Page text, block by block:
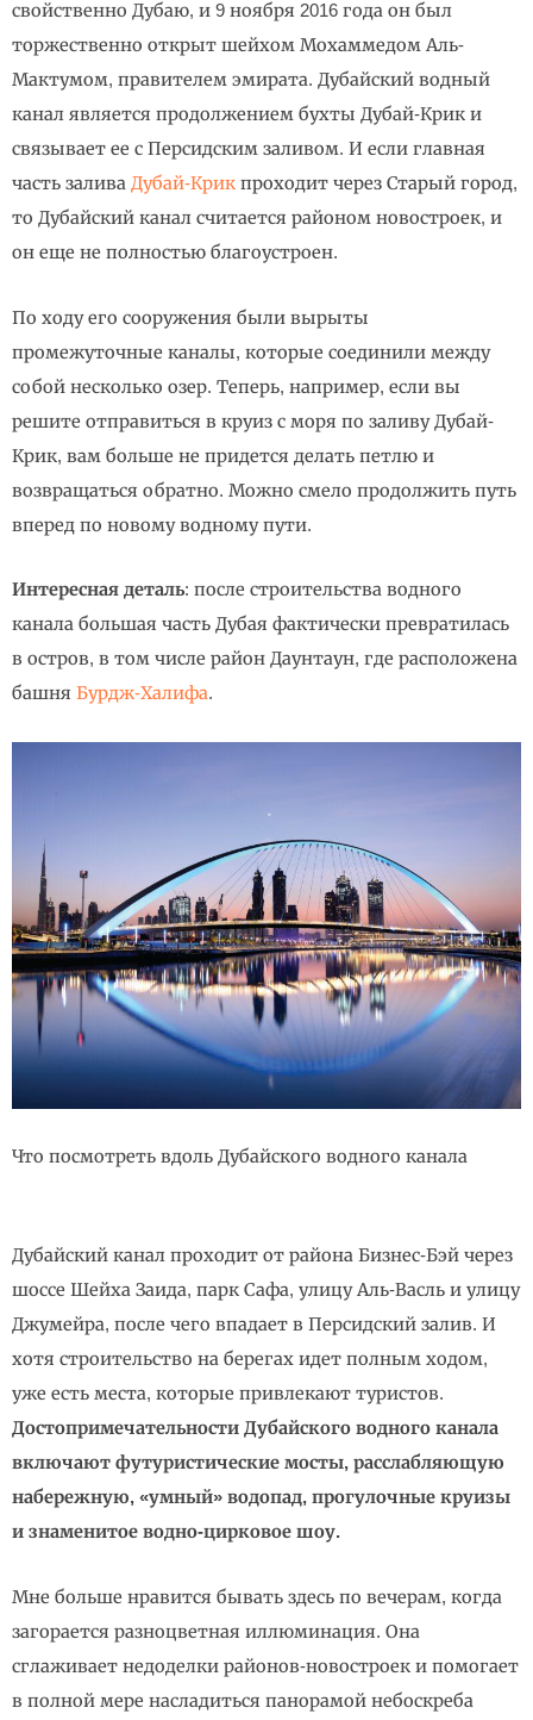
свойственно Дубаю, и 9 ноября 2016 года он был
торжественно открыт шейхом Мохаммедом Аль-
Мактумом, правителем эмирата. Дубайский водный
канал является продолжением бухты Дубай-Крик и
связывает ее с Персидским заливом. И если главная
часть залива Дубай-Крик проходит через Старый город,
то Дубайский канал считается районом новостроек, и
он еще не полностью благоустроен.
По ходу его сооружения были вырыты
промежуточные каналы, которые соединили между
собой несколько озер. Теперь, например, если вы
решите отправиться в круиз с моря по заливу Дубай-
Крик, вам больше не придется делать петлю и
возвращаться обратно. Можно смело продолжить путь
вперед по новому водному пути.
Интересная деталь: после строительства водного
канала большая часть Дубая фактически превратилась
в остров, в том числе район Даунтаун, где расположена
башня Бурдж-Халифа.
Что посмотреть вдоль Дубайского водного канала
Дубайский канал проходит от района Бизнес-Бэй через
шоссе Шейха Заида, парк Сафа, улицу Аль-Васль и улицу
Джумейра, после чего впадает в Персидский залив. И
хотя строительство на берегах идет полным ходом,
уже есть места, которые привлекают туристов.
Достопримечательности Дубайского водного канала
включают футуристические мосты, расслабляющую
набережную, «умный» водопад, прогулочные круизы
и знаменитое водно-цирковое шоу.
Мне больше нравится бывать здесь по вечерам, когда
загорается разноцветная иллюминация. Она
сглаживает недоделки районов-новостроек и помогает
в полной мере насладиться панорамой небоскреба